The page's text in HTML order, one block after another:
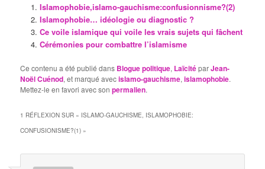
Islamophobie,islamo-gauchisme:confusionnisme?(2)
Islamophobie… idéologie ou diagnostic ?
Ce voile islamique qui voile les vrais sujets qui fâchent
Cérémonies pour combattre l’islamisme
Ce contenu a été publié dans Blogue politique, LaïcitéparJean-
Noël Cuénod, et marqué avecislamo-gauchisme,islamophobie.
Mettez-le en favori avec sonpermalien.
1 RÉFLEXION SUR « ISLAMO-GAUCHISME, ISLAMOPHOBIE:
CONFUSIONISME?(1) »